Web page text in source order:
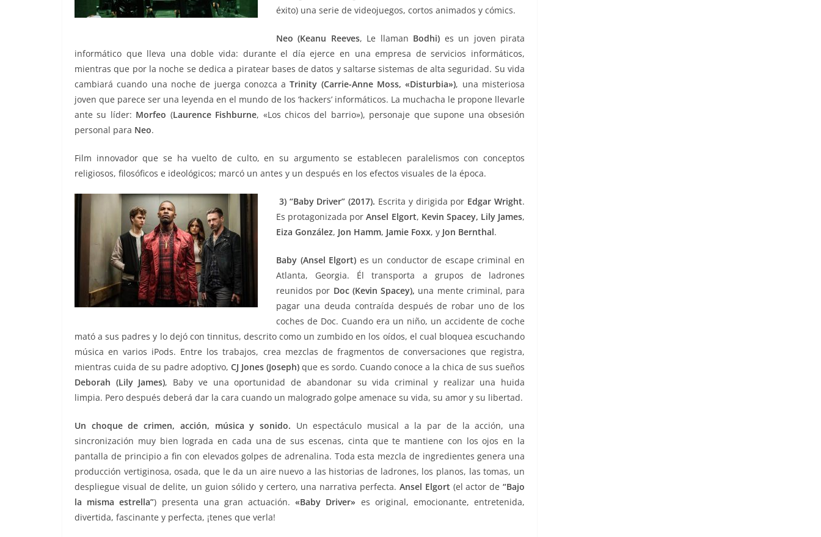
éxito) una serie de videojuegos, cortos animados y cómics.
Neo (Keanu Reeves, Le llaman Bodhi) es un joven pirata
informático que lleva una doble vida: durante el día ejerce en una empresa de servicios informáticos,
mientras que por la noche se dedica a piratear bases de datos y saltarse sistemas de alta seguridad. Su vida
cambiará cuando una noche de juerga conozca aTrinity (Carrie-Anne Moss, «Disturbia»), una misteriosa
joven que parece ser una leyenda en el mundo de los ‘hackers’ informáticos. La muchacha le propone llevarle
ante su líder: Morfeo (Laurence Fishburne, «Los chicos del barrio»), personaje que supone una obsesión
personal para Neo.
Film innovador que se ha vuelto de culto, en su argumento se establecen paralelismos con conceptos
religiosos, filosóficos e ideológicos; marcó un antes y un después en los efectos visuales de la época.
3) “Baby Driver” (2017). Escrita y dirigida por Edgar Wright.
Es protagonizada porAnsel Elgort, Kevin Spacey, Lily James,
Eiza González, Jon Hamm, Jamie Foxx, y Jon Bernthal.
Baby (Ansel Elgort) es un conductor de escape criminal en
Atlanta, Georgia. Él transporta a grupos de ladrones
reunidos por Doc (Kevin Spacey), una mente criminal, para
pagar una deuda contraída después de robar uno de los
coches de Doc. Cuando era un niño, un accidente de coche
mató a sus padres y lo dejó con tinnitus, descrito como un zumbido en los oídos, el cual bloquea escuchando
música en varios iPods. Entre los trabajos, crea mezclas de fragmentos de conversaciones que registra,
mientras cuida de su padre adoptivo, CJ Jones (Joseph) que es sordo. Cuando conoce a la chica de sus sueños
Deborah (Lily James), Baby ve una oportunidad de abandonar su vida criminal y realizar una huida
limpia. Pero después deberá dar la cara cuando un malogrado golpe amenace su vida, su amor y su libertad.
Un choque de crimen, acción, música y sonido. Un espectáculo musical a la par de la acción, una
sincronización muy bien lograda en cada una de sus escenas, cinta que te mantiene con los ojos en la
pantalla de principio a fin con elevados golpes de adrenalina. Toda esta mezcla de ingredientes genera una
producción vertiginosa, osada, que le da un aire nuevo a las historias de ladrones, los planos, las tomas, un
despliegue visual de delite, un guion sólido y certero, una narrativa perfecta. Ansel Elgort (el actor de“Bajo
la misma estrella”) presenta una gran actuación.«Baby Driver» es original, emocionante, entretenida,
divertida, fascinante y perfecta, ¡tenes que verla!